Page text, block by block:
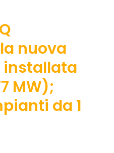
nuova
installata
MW);
da 1